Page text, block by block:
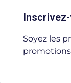
Soyez les